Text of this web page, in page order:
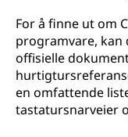
For å finne ut om
programvare, kan
offisielle
en omfattende
tastatursnarveier